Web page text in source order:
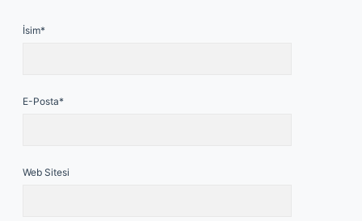
İsim*
E-Posta*
Web Sitesi